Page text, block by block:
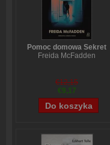
Pomoc domowa Sekret
Freida McFadden
€12,15
€9,17